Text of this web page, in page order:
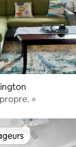
»
parmi les plus